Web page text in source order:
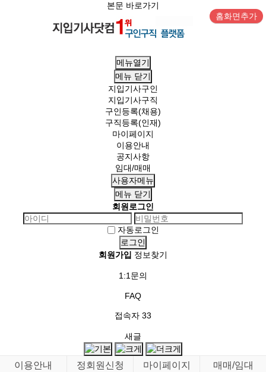
본문 바로가기
홈화면추가
메뉴열기
메뉴 닫기
지입기사구인
지입기사구직
구인등록(채용)
구직등록(인재)
마이페이지
이용안내
공지사항
임대/매매
사용자메뉴
메뉴 닫기
회원로그인
자동로그인
회원가입 정보찾기
1:1문의
FAQ
접속자 33
새글
이용안내 정회원신청 마이페이지
매매/임대